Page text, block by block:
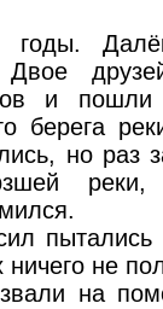
годы.
и пошли
берега
но раз
пытались
не
на